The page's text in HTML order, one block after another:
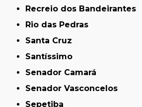
Recreio dos Bandeirantes
Rio das Pedras
Santa Cruz
Santíssimo
Senador Camará
Senador Vasconcelos
Sepetiba